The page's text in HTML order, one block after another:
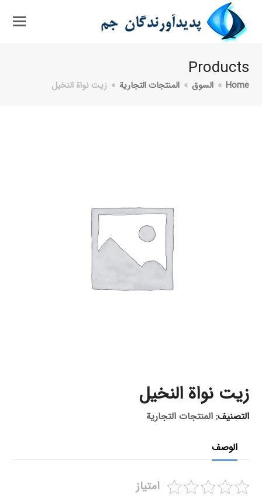
Products
Home
» السوق » المنتجات التجارية » زيت نواة النخيل
زيت نواة النخيل
التصنيف: المنتجات التجارية
الوصف
امتیاز